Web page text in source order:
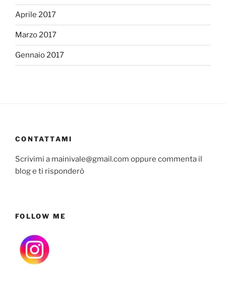
Aprile 2017
Marzo 2017
Gennaio 2017
CONTATTAMI
Scrivimi a mainivale@gmail.com oppure commenta il
blog e ti risponderò
FOLLOW ME